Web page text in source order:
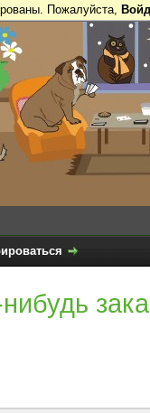
Пожалуйста,